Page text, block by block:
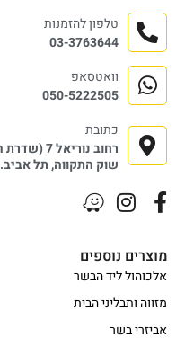
מוצרים נוספים
אלכוהול ליד הבשר
מזווה ותבליני הבית
אביזרי בשר
טלפון להזמנות
03-3763644
וואטסאפ
050-5222505
כתובת
רחוב נוריאל 7 (שדרת הבשר)
שוק התקווה, תל אביב.